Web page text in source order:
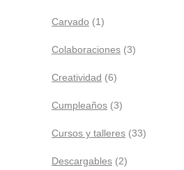
Carvado (1)
Colaboraciones (3)
Creatividad (6)
Cumpleaños (3)
Cursos y talleres (33)
Descargables (2)